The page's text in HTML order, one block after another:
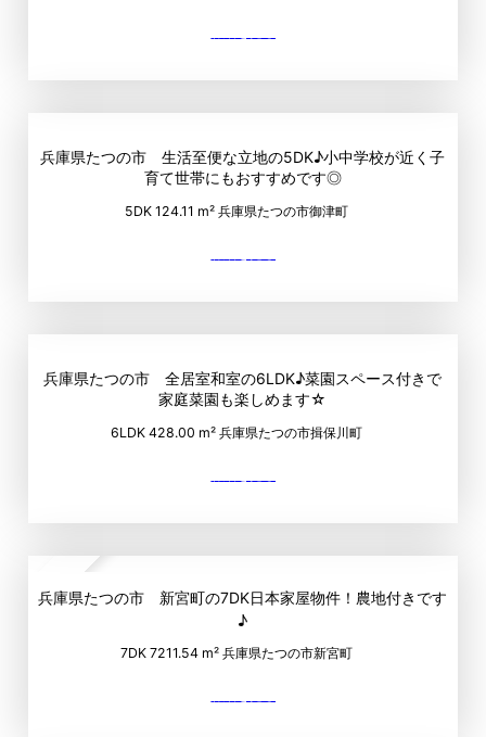
兵庫県たつの市 生活至便な立地の5DK♪小中学校が近く子
育て世帯にもおすすめです◎
5DK 124.11 m² 兵庫県たつの市御津町
兵庫県たつの市 全居室和室の6LDK♪菜園スペース付きで
家庭菜園も楽しめます☆
6LDK 428.00 m² 兵庫県たつの市揖保川町
兵庫県たつの市 新宮町の7DK日本家屋物件！農地付きです
♪
7DK 7211.54 m² 兵庫県たつの市新宮町